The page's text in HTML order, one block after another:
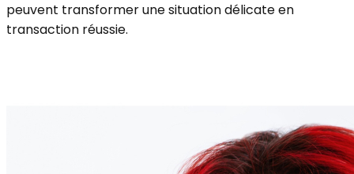
peuvent transformer une situation délicate en
transaction réussie.